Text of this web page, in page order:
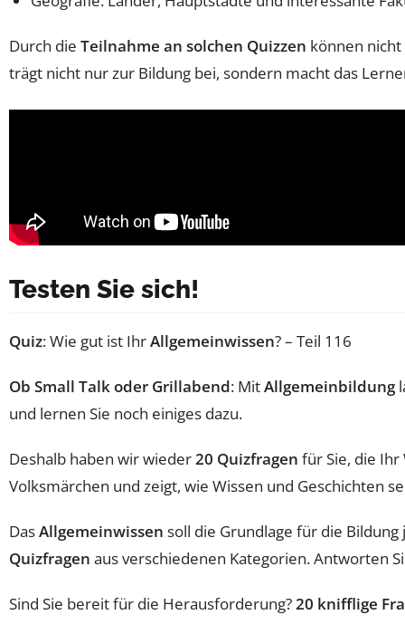
Durch die Teilnahme an solchen Quizzen können
trägt nicht nur zur Bildung bei, sondern macht das
Testen Sie sich!
Quiz: Wie gut ist IhrAllgemeinwissen? – Teil 116
Ob Small Talk oder Grillabend: MitAllgemeinbildung
und lernen Sie noch einiges dazu.
Deshalb haben wir wieder20 Quizfragen für Sie, die
Volksmärchen und zeigt, wie Wissen und Geschichten
DasAllgemeinwissen soll die Grundlage für die
Quizfragen aus verschiedenen Kategorien. Antworten
Sind Sie bereit für die Herausforderung?20 knifflige